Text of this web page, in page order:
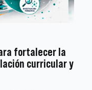
fortalecer la
curricular y